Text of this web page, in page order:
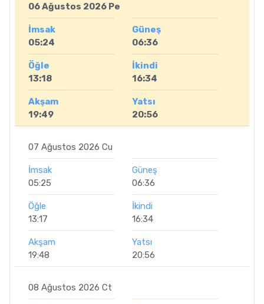
06 Ağustos 2026 Pe
İmsak
05:24
Güneş
06:36
Öğle
13:18
İkindi
16:34
Akşam
19:49
Yatsı
20:56
07 Ağustos 2026 Cu
İmsak
05:25
Güneş
06:36
Öğle
13:17
İkindi
16:34
Akşam
19:48
Yatsı
20:56
08 Ağustos 2026 Ct